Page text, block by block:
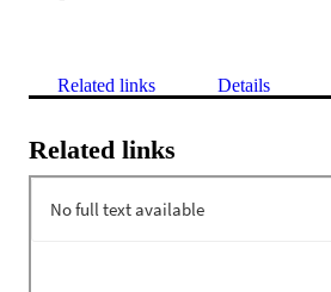
Related links Details
Related links